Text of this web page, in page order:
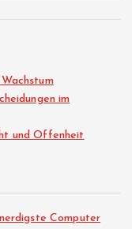
im
und Offenheit
Computer